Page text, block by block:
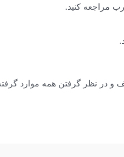
مراجعه کنید.
در نظر گرفتن همه موارد